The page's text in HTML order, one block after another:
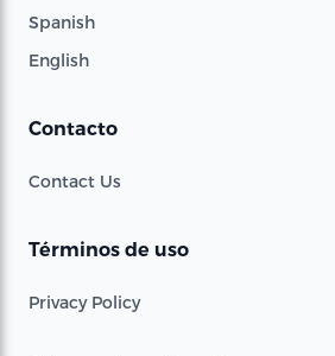
Spanish
English
Contacto
Contact Us
Términos de uso
Privacy Policy